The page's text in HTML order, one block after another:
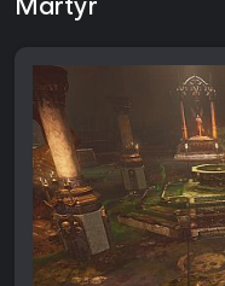
Martyr